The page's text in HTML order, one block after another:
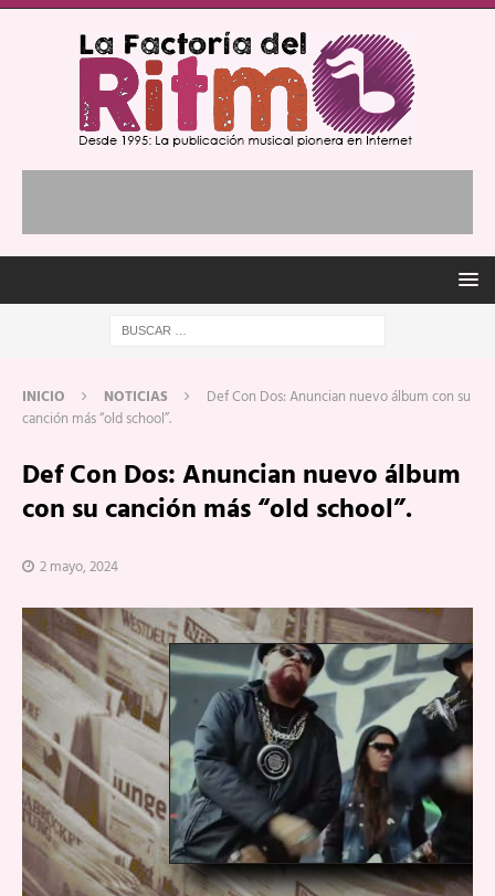
INICIO NOTICIAS
Def Con Dos: Anuncian nuevo álbum con su
canción más “old school”.
Def Con Dos: Anuncian nuevo álbum
con su canción más “old school”.
2 mayo, 2024